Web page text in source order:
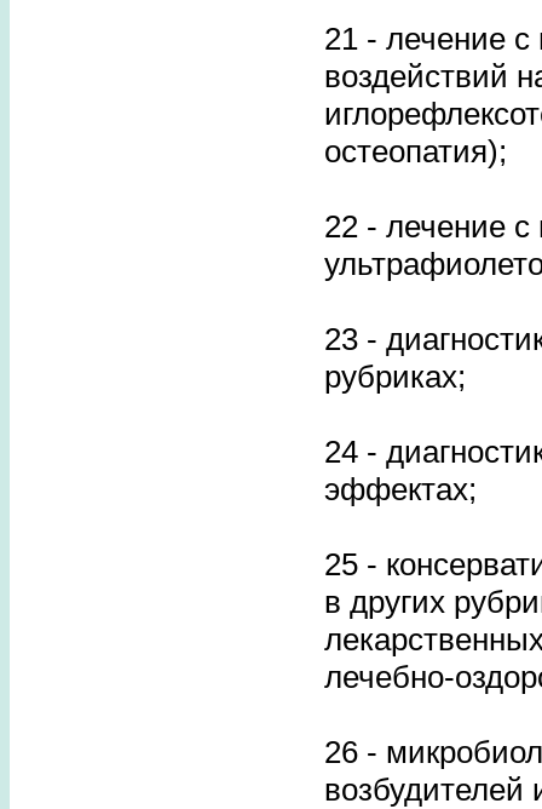
21 - лечение
воздействий
остеопатия);
22 - лечение с
23 -
рубриках;
24 -
эффектах;
25 -
в других
лечебно-
26 -